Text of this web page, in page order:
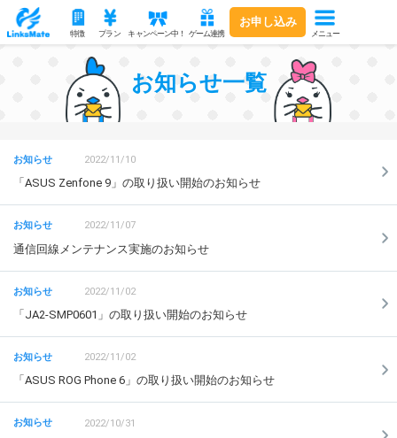
特徴 プラン キャンペーン中！ ゲーム連携
お申し込み
メニュー
お知らせ一覧
2022/11/10
「ASUS Zenfone 9」の取り扱い開始のお知らせ
2022/11/07
通信回線メンテナンス実施のお知らせ
2022/11/02
「JA2-SMP0601」の取り扱い開始のお知らせ
2022/11/02
「ASUS ROG Phone 6」の取り扱い開始のお知らせ
2022/10/31